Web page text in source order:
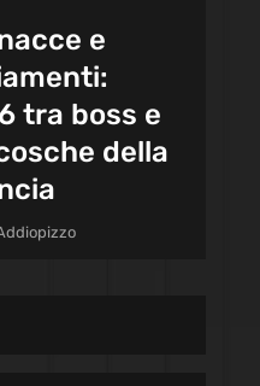
e
tra boss e
della